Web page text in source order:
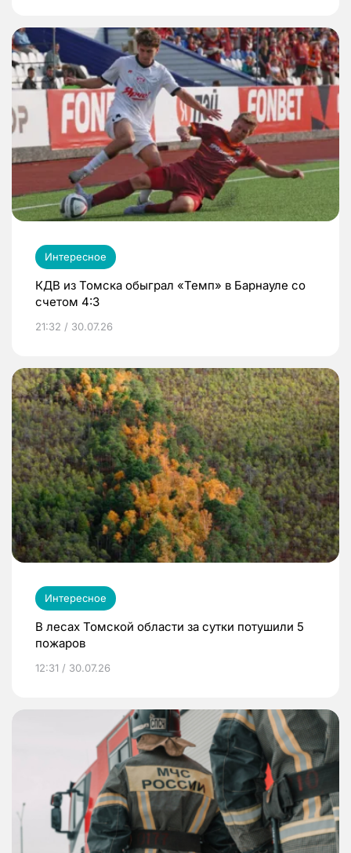
Интересное
КДВ из Томска обыграл «Темп» в Барнауле со
счетом 4:3
21:32 / 30.07.26
Интересное
В лесах Томской области за сутки потушили 5
пожаров
12:31 / 30.07.26